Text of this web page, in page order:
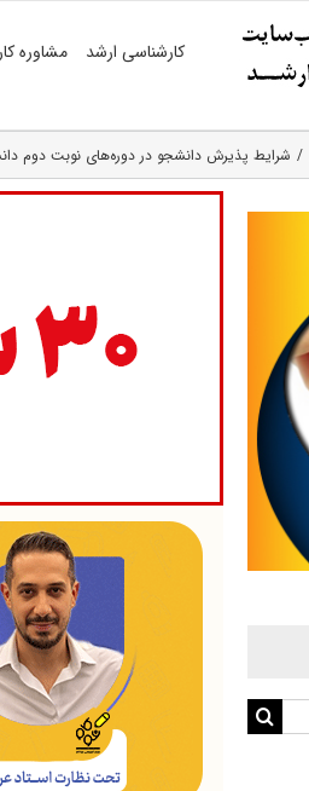
کارشناسی ارشد مشاوره
شرایط پذیرش دانشجو در دوره‌های نوبت دوم